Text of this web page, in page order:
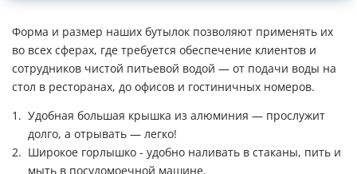
Форма и размер наших бутылок позволяют применять их
во всех сферах, где требуется обеспечение клиентов и
сотрудников чистой питьевой водой — от подачи воды на
стол в ресторанах, до офисов и гостиничных номеров.
Удобная большая крышка из алюминия — прослужит
долго, а отрывать — легко!
Широкое горлышко - удобно наливать в стаканы, пить и
мыть в посудомоечной машине.